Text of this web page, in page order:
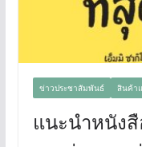
ข่าวประชาสัมพันธ์ สินค้า
แนะนำหนัง